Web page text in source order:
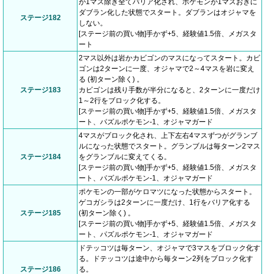
ステージ182
が1マス除き全てバリア化され、ポケモンが1マスおきに
ダブラン化した状態でスタート。ダブランはオジャマを
しない。
[ステージ前の買い物]手かず+5、経験値1.5倍、メガスタ
ート
ステージ183
2マス以外は岩かカビゴンのマスになってスタート。カビ
ゴンは2ターンに一度、オジャマで2～4マスを岩に変え
る (初ターン除く) 。
カビゴンは残り手数が半分になると、2ターンに一度だけ
1～2行をブロック化する。
[ステージ前の買い物]手かず+5、経験値1.5倍、メガスタ
ート、パズルポケモン-1、オジャマガード
ステージ184
4マスがブロック化され、上下左右4マスずつがグランブ
ルになった状態でスタート。グランブルは毎ターン2マス
をグランブルに変えてくる。
[ステージ前の買い物]手かず+5、経験値1.5倍、メガスタ
ート、パズルポケモン-1、オジャマガード
ステージ185
ポケモンの一部がケロマツになった状態からスタート。
ゲコガシラは2ターンに一度だけ、1行をバリア化する
(初ターン除く) 。
[ステージ前の買い物]手かず+5、経験値1.5倍、メガスタ
ート、パズルポケモン-1、オジャマガード
ステージ186
ドテッコツは毎ターン、オジャマで3マスをブロック化す
る。ドテッコツは途中から毎ターン2列をブロック化す
る。